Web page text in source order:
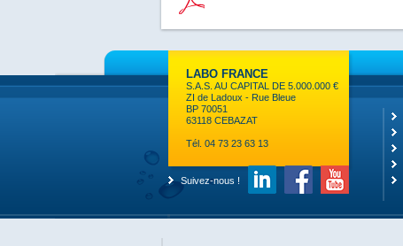
LABO FRANCE
S.A.S. AU CAPITAL DE 5.000.000 €
ZI de Ladoux - Rue Bleue
BP 70051
63118 CEBAZAT
Tél. 04 73 23 63 13
Suivez-nous !